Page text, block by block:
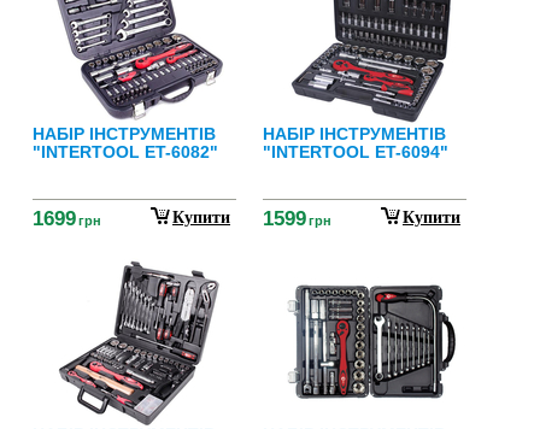
НАБІР ІНСТРУМЕНТІВ
"INTERTOOL ET-6082"
1699грн Купити
НАБІР ІНСТРУМЕНТІВ
"INTERTOOL ET-6094"
1599грн Купити